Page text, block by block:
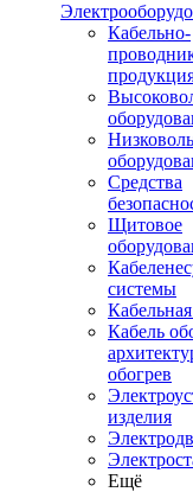
Кабельно-
Средства
Щитовое
системы
Кабель
обогрев
изделия
Ещё